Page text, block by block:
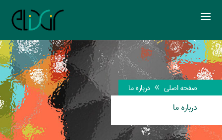
صفحه اصلی 8 درباره ما
درباره ما